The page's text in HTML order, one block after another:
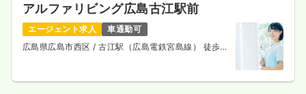
アルファリビング広島古江駅前
エージェント求人
車通勤可
広島県広島市西区/ 古江駅（広島電鉄宮島線） 徒歩3